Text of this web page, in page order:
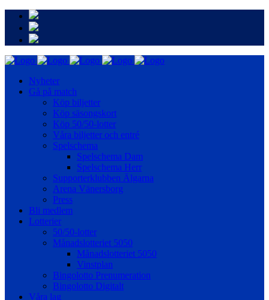
Nyheter
Gå på match
Köp biljetter
Köp säsongskort
Köp 50/50-lotter
Våra biljetter och entré
Spelschema
Spelschema Dam
Spelschema Herr
Supporterklubben Älgarna
Arena Vänersborg
Press
Bli medlem
Lotterier
50/50-lotter
Månadslotteriet 5050
Månadslotteriet 5050
Vinstplan
Bingolotto Prenumeration
Bingolotto Digitalt
Våra lag